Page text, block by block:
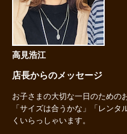
高見浩江
店長からのメッセージ
お子さまの大切な一日のための
「サイズは合うかな」「レン
くいらっしゃいます。